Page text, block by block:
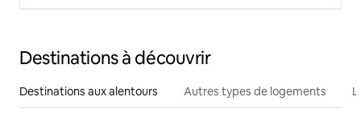
Destinations à découvrir
Destinations aux alentours Autres types de logements